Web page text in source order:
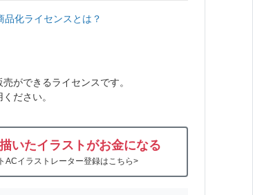
品化ライセンスとは？
ができるライセンスです。
ださい。
いたイラストがお金になる
ACイラストレーター登録はこちら>